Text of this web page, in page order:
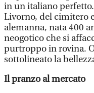
in un italiano
Livorno, del cimitero
alemanna, nata 400
neogotico che si
purtroppo in rovina.
sottolineato la
Il pranzo al mercato